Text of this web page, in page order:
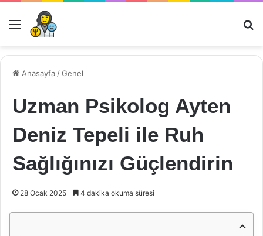
Menü
Anasayfa /Genel
Uzman Psikolog Ayten
Deniz Tepeli ile Ruh
Sağlığınızı Güçlendirin
28 Ocak 2025 4 dakika okuma süresi